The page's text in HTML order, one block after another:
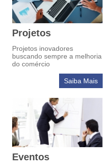
Projetos
Projetos inovadores
buscando sempre a melhoria
do comércio
Saiba Mais
Eventos